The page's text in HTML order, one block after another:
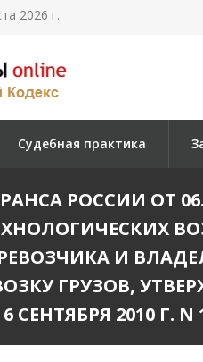
2026 г.
Судебная практика
РОССИИ ОТ
И
ГРУЗОВ,
2010 Г.